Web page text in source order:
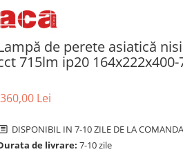
de perete asiatică
715lm ip20
360,00 Lei
DISPONIBIL IN 7-10 ZILE DE LA COMANDA
de livrare: 7-10 zile